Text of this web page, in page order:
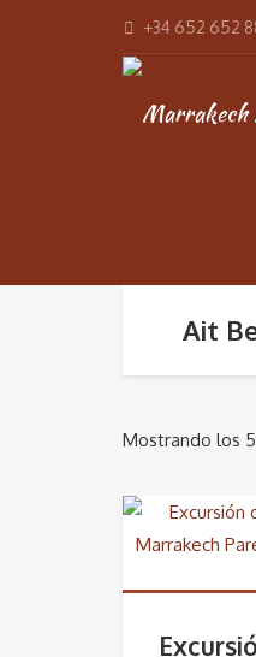
+34 652 652
Ait
Mostrando los